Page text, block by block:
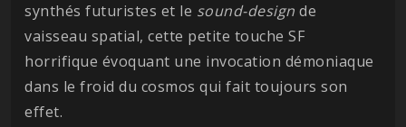
synthés futuristes et le sound-design de
vaisseau spatial, cette petite touche SF
horrifique évoquant une invocation démoniaque
dans le froid du cosmos qui fait toujours son
effet.